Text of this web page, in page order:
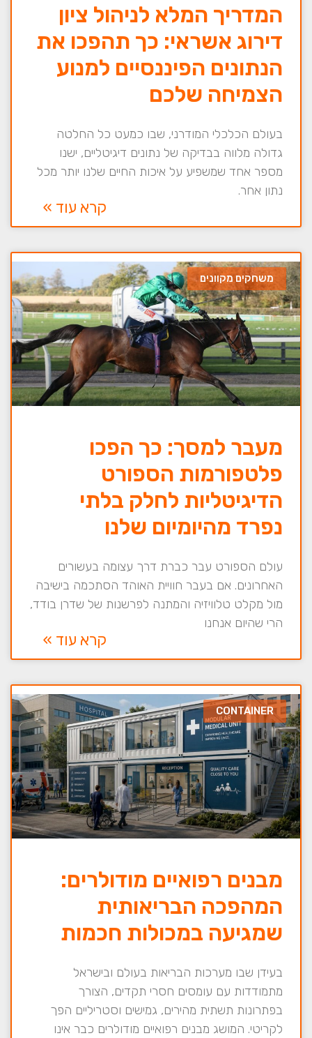
המדריך המלא לניהול ציון
דירוג אשראי: כך תהפכו את
הנתונים הפיננסיים למנוע
הצמיחה שלכם
בעולם הכלכלי המודרני, שבו כמעט כל החלטה
גדולה מלווה בבדיקה של נתונים דיגיטליים, ישנו
מספר אחד שמשפיע על איכות החיים שלנו יותר מכל
נתון אחר.
קרא עוד »
משחקים מקוונים
מעבר למסך: כך הפכו
פלטפורמות הספורט
הדיגיטליות לחלק בלתי
נפרד מהיומיום שלנו
עולם הספורט עבר כברת דרך עצומה בעשורים
האחרונים. אם בעבר חוויית האוהד הסתכמה בישיבה
מול מקלט טלוויזיה והמתנה לפרשנות של שדרן בודד,
הרי שהיום אנחנו
קרא עוד »
CONTAINER
מבנים רפואיים מודולרים:
המהפכה הבריאותית
שמגיעה במכולות חכמות
בעידן שבו מערכות הבריאות בעולם ובישראל
מתמודדות עם עומסים חסרי תקדים, הצורך
בפתרונות תשתית מהירים, גמישים וסטריליים הפך
לקריטי. המושג מבנים רפואיים מודולרים כבר אינו